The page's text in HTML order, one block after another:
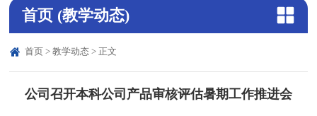
首页 (教学动态)
首页 >教学动态 > 正文
公司召开本科公司产品审核评估暑期工作推进会